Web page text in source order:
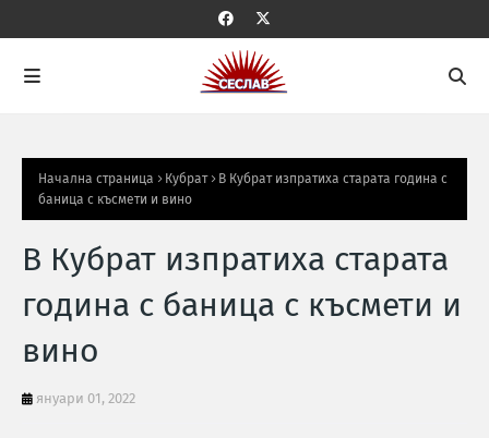
Начална страница Кубрат
В Кубрат изпратиха старата година с
баница с късмети и вино
В Кубрат изпратиха старата
година с баница с късмети и
вино
януари 01, 2022